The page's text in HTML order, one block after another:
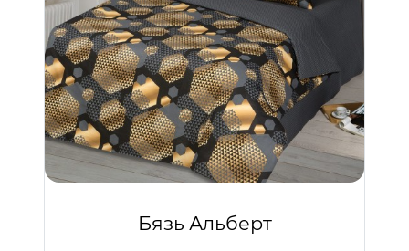
Бязь Альберт